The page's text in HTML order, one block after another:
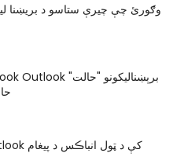
وګورئ چې چیرې ستاسو د بریښنا